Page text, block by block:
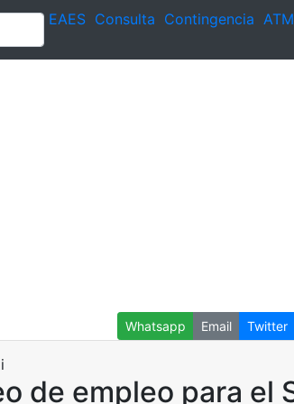
EAES Consulta Contingencia ATM
Whatsapp Email Twitter
de empleo para el